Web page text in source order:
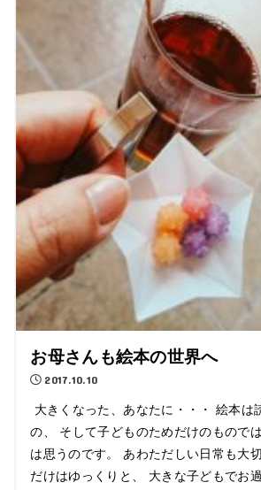
お母さんも絵本の世界へ
2017.10.10
大きくなった、あなたに・・・ 絵本は
の、 そして子どものためだけのもので
は思うのです。 あわただしい日常も大
だけはゆっくりと、 大きな子どもでお